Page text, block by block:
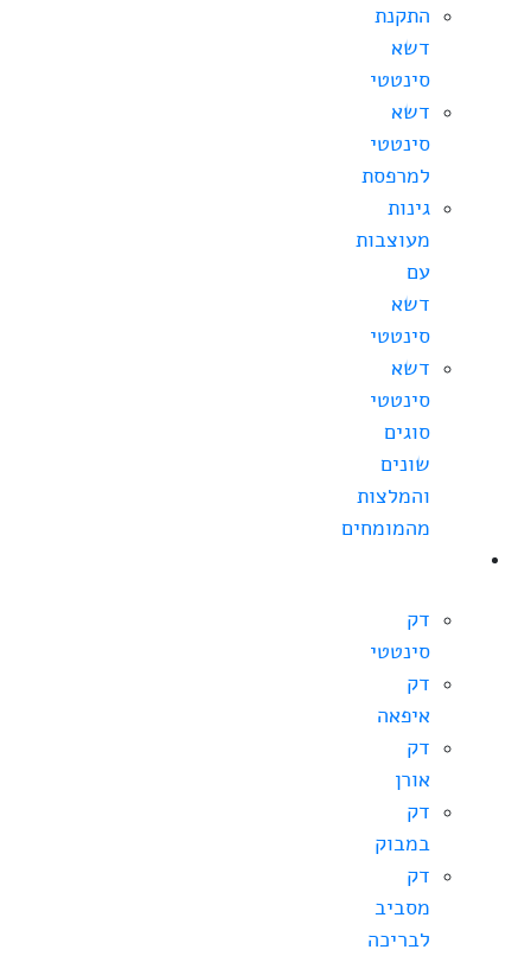
התקנת
דשא
סינטטי
דשא
סינטטי
למרפסת
גינות
מעוצבות
עם
דשא
סינטטי
דשא
סינטטי
סוגים
שונים
והמלצות
מהמומחים
דק
סינטטי
דק
איפאה
דק
אורן
דק
במבוק
דק
מסביב
לבריכה